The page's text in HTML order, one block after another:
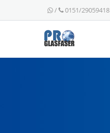
/ 0151/29059418